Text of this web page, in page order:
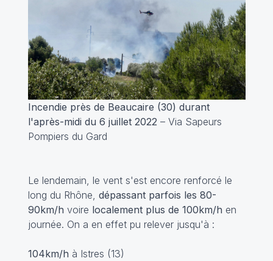
Incendie près de Beaucaire (30) durant
l'après-midi du 6 juillet 2022 – Via Sapeurs
Pompiers du Gard
Le lendemain, le vent s'est encore renforcé le
long du Rhône, dépassant parfois les 80-
90km/h voire localement plus de 100km/h en
journée. On a en effet pu relever jusqu'à :
104km/h à Istres (13)